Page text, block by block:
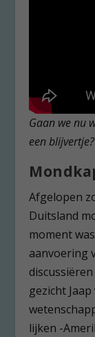
Gaan we nu
een blijvertje?
Afgelopen
Duitsland
moment
aanvoering
gezicht
lijken -